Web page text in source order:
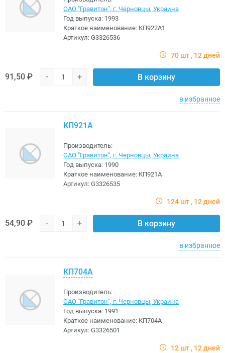
ОАО "Гравитон", г. Черновцы, Украина
Год выпуска: 1993
Краткое наименование: КП922А1
Артикул: G3326536
70 шт 12 дней
91,50 ₽ - + В корзину
в избранное
КП921А
Производитель:
ОАО "Гравитон", г. Черновцы, Украина
Год выпуска: 1990
Краткое наименование: КП921А
Артикул: G3326535
124 шт 12 дней
54,90 ₽ - + В корзину
в избранное
КП704А
Производитель:
ОАО "Гравитон", г. Черновцы, Украина
Год выпуска: 1991
Краткое наименование: КП704А
Артикул: G3326501
12 шт 12 дней